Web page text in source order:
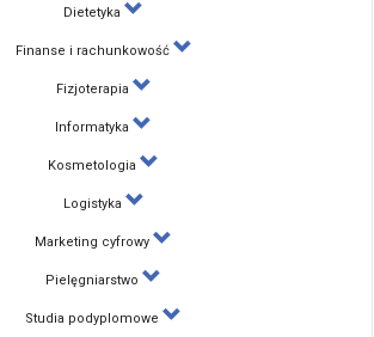
Dietetyka
Finanse i rachunkowość
Fizjoterapia
Informatyka
Kosmetologia
Logistyka
Marketing cyfrowy
Pielęgniarstwo
Studia podyplomowe